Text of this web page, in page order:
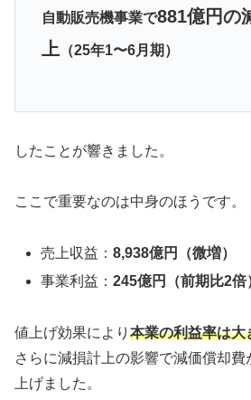
自動販売機事業で881億円の
上（25年1〜6月期）
したことが響きました。
ここで重要なのは中身のほうです。
売上収益：8,938億円（微増）
事業利益：245億円（前期比2倍
値上げ効果により 本業の利益率は大
さらに減損計上の影響で減価償却費
上げました。